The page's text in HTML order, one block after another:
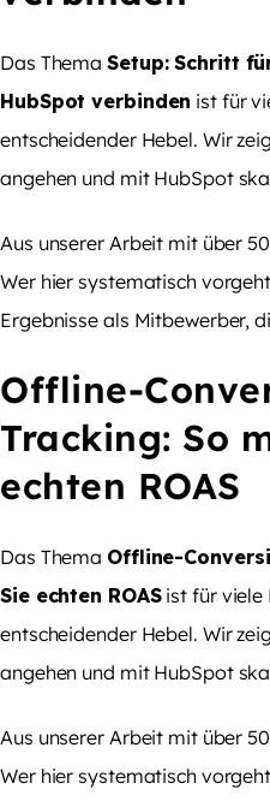
Das Thema Setup: Schritt
HubSpot verbinden ist für
entscheidender Hebel. Wir
angehen und mit HubSpot
Aus unserer Arbeit mit über
Wer hier systematisch
Ergebnisse als Mitbewerber,
Offline-
Tracking: So
echten ROAS
Das Thema Offline-
Sie echten ROASist für viele
entscheidender Hebel. Wir
angehen und mit HubSpot
Aus unserer Arbeit mit über
Wer hier systematisch